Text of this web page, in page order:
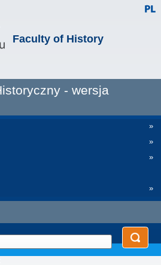
Faculty of History
- wersja
»
»
»
»